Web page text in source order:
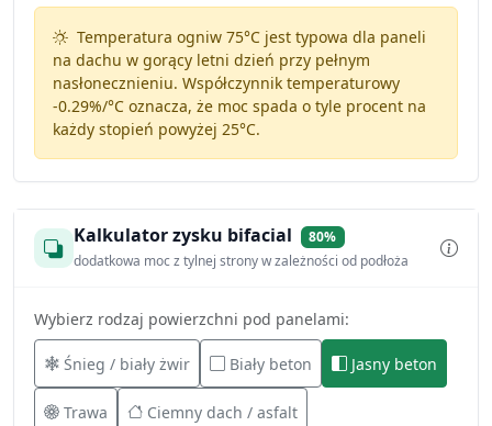
Temperatura ogniw 75°C jest typowa dla paneli
na dachu w gorący letni dzień przy pełnym
nasłonecznieniu. Współczynnik temperaturowy
-0.29%/°Coznacza, że moc spada o tyle procent na
każdy stopień powyżej 25°C.
Kalkulator zysku bifacial
80%
dodatkowa moc z tylnej strony w zależności od podłoża
Wybierz rodzaj powierzchni pod panelami:
Śnieg / biały żwir Biały beton Jasny beton
Trawa Ciemny dach / asfalt